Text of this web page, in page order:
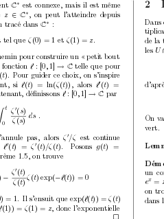
C∗ est connexe, mais il est même
z ∈C∗ on peut l’atteindre depuis
tracé dans C∗ :
tel que ζ (0) = 1 et ζ(1) = z.
pour construire un « petit bout
fonction ` : [0, 1] → Ctelle que pour
(t) Pour guider ce choix, on s’inspire
si `(t) = ln(ζ(t)) alors `0 (t) =
tenant, déﬁnissons ` : [0,1] →C par
Z t
0
ζ 0( s)
ζ (s)
ds .
ule pas, alors ζ0 /ζ est continue
`0(t) = ζ 0 (t)/ζ (t). Posons g(t) =
1.5, on trouve
−
ζ0 (t)
ζ (t)
ζ (t) exp(−`(t)) = 0
= 1. Il s’ensuit que exp(`(t)) = ζ (t)
(1)) = ζ(1) = z, donc l’exponentielle
2
Dans
de la
les U
On v
vert.
un
ex =
on
dans